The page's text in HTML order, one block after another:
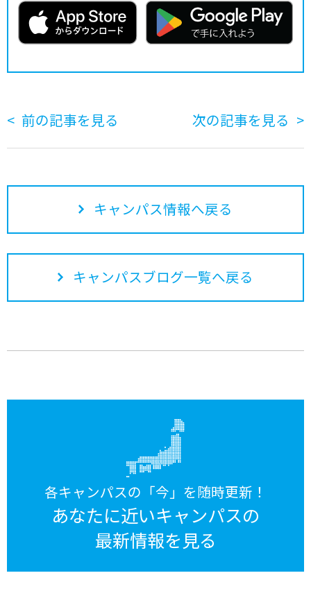
前の記事を見る 次の記事を見る
キャンパス情報へ戻る
キャンパスブログ一覧へ戻る
各キャンパスの「今」を随時更新！
あなたに近いキャンパスの
最新情報を見る